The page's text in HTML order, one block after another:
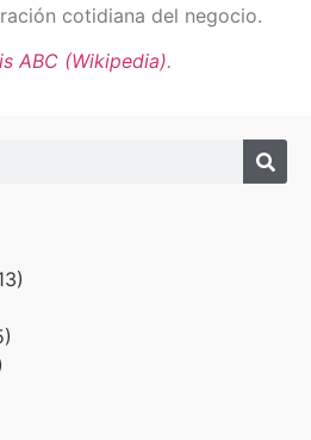
cotidiana del negocio.
ABC (Wikipedia).